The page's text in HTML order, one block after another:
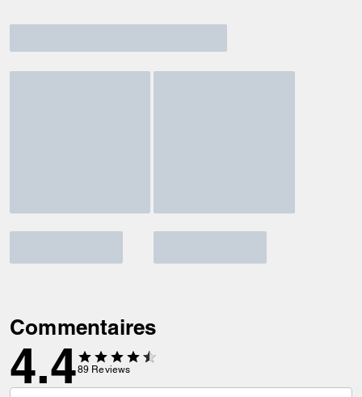
Commentaires
4.489 Reviews